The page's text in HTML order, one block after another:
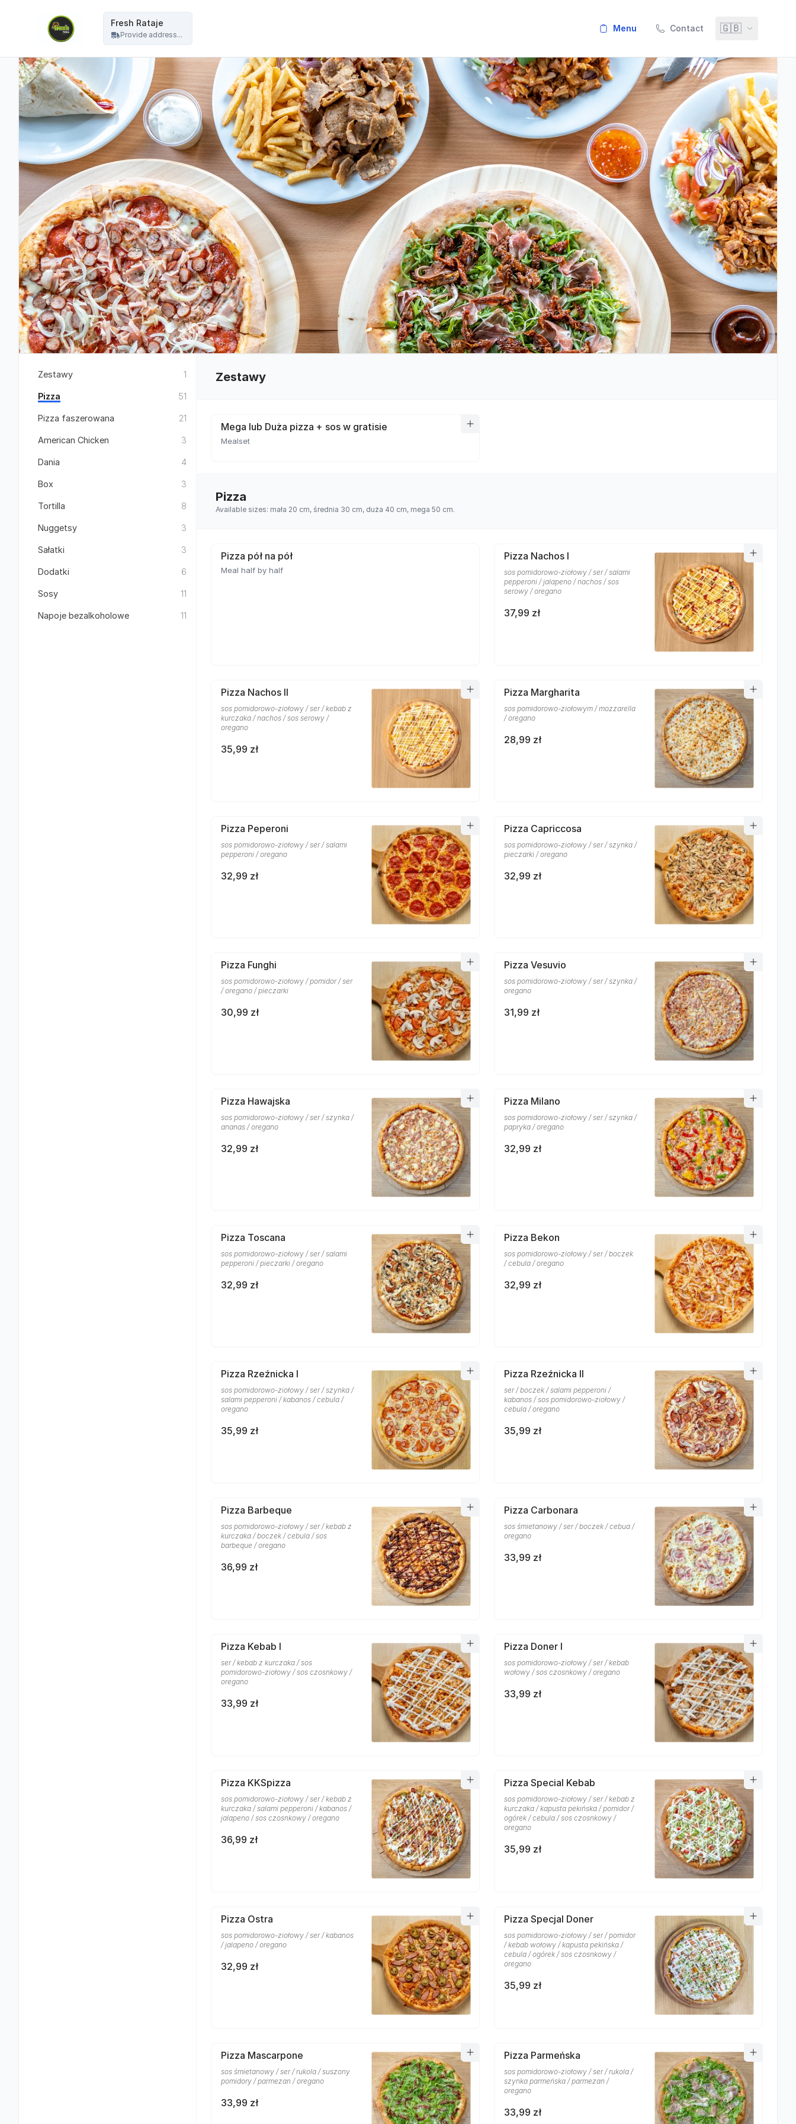
Fresh Rataje
Provide address...
menu Contact 🇬🇧
Zestawy 1
Pizza 51
Pizza faszerowana 21
American Chicken 3
Dania 4
Box 3
Tortilla 8
Nuggetsy 3
Sałatki 3
Dodatki 6
Sosy 11
Napoje bezalkoholowe 11
Zestawy
Mega lub Duża pizza + sos w gratisie
Mealset
Pizza
Available sizes: mała 20 cm, średnia 30 cm, duża 40 cm, mega 50 cm.
Pizza pół na pół
Meal half by half
Pizza Nachos I
sos pomidorowo-ziołowy / ser / salami
pepperoni / jalapeno / nachos / sos
serowy / oregano
37,99 zł
Pizza Nachos II
sos pomidorowo-ziołowy / ser / kebab z
kurczaka / nachos / sos serowy /
oregano
35,99 zł
Pizza Margharita
sos pomidorowo-ziołowym / mozzarella
/ oregano
28,99 zł
Pizza Peperoni
sos pomidorowo-ziołowy / ser / salami
pepperoni / oregano
32,99 zł
Pizza Capriccosa
sos pomidorowo-ziołowy / ser / szynka /
pieczarki / oregano
32,99 zł
Pizza Funghi
sos pomidorowo-ziołowy / pomidor / ser
/ oregano / pieczarki
30,99 zł
Pizza Vesuvio
sos pomidorowo-ziołowy / ser / szynka /
oregano
31,99 zł
Pizza Hawajska
sos pomidorowo-ziołowy / ser / szynka /
ananas / oregano
32,99 zł
Pizza Milano
sos pomidorowo-ziołowy / ser / szynka /
papryka / oregano
32,99 zł
Pizza Toscana
sos pomidorowo-ziołowy / ser / salami
pepperoni / pieczarki / oregano
32,99 zł
Pizza Bekon
sos pomidorowo-ziołowy / ser / boczek
/ cebula / oregano
32,99 zł
Pizza Rzeźnicka I
sos pomidorowo-ziołowy / ser / szynka /
salami pepperoni / kabanos / cebula /
oregano
35,99 zł
Pizza Rzeźnicka II
ser / boczek / salami pepperoni /
kabanos / sos pomidorowo-ziołowy /
cebula / oregano
35,99 zł
Pizza Barbeque
sos pomidorowo-ziołowy / ser / kebab z
kurczaka / boczek / cebula / sos
barbeque / oregano
36,99 zł
Pizza Carbonara
sos śmietanowy / ser / boczek / cebua /
oregano
33,99 zł
Pizza Kebab I
ser / kebab z kurczaka / sos
pomidorowo-ziołowy / sos czosnkowy /
oregano
33,99 zł
Pizza Doner I
sos pomidorowo-ziołowy / ser / kebab
wołowy / sos czosnkowy / oregano
33,99 zł
Pizza KKSpizza
sos pomidorowo-ziołowy / ser / kebab z
kurczaka / salami pepperoni / kabanos /
jalapeno / sos czosnkowy / oregano
36,99 zł
Pizza Special Kebab
sos pomidorowo-ziołowy / ser / kebab z
kurczaka / kapusta pekińska / pomidor /
ogórek / cebula / sos czosnkowy /
oregano
35,99 zł
Pizza Ostra
sos pomidorowo-ziołowy / ser / kabanos
/ jalapeno / oregano
32,99 zł
Pizza Specjal Doner
sos pomidorowo-ziołowy / ser / pomidor
/ kebab wołowy / kapusta pekińska /
cebula / ogórek / sos czosnkowy /
oregano
35,99 zł
Pizza Mascarpone
sos śmietanowy / ser / rukola / suszony
pomidory / parmezan / oregano
33,99 zł
Pizza Parmeńska
sos pomidorowo-ziołowy / ser / rukola /
szynka parmeńska / parmezan /
oregano
33,99 zł